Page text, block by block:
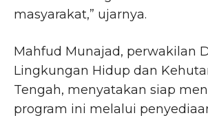
masyarakat,” ujarnya.
Mahfud Munajad, perwakilan
Lingkungan Hidup dan
Tengah, menyatakan siap
program ini melalui